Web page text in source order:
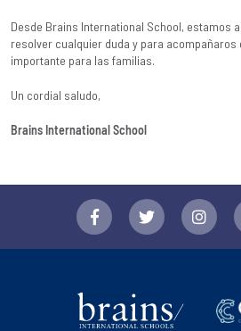
Desde Brains International School, estamos
resolver cualquier duda y para acompañaros
importante para las familias.
Un cordial saludo,
Brains International School